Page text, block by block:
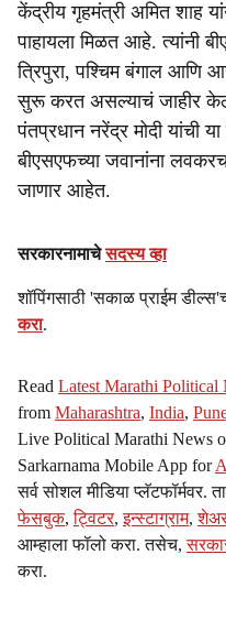
केंद्रीय गृहमंत्री अमित शाह
पाहायला मिळत आहे. त्यांनी
त्रिपुरा, पश्चिम बंगाल आणि
सुरू करत असल्याचं जाहीर
पंतप्रधान नरेंद्र मोदी यांची
बीएसएफच्या जवानांना
जाणार आहेत.
सरकारनामाचेसदस्य व्हा
शॉपिंगसाठी 'सकाळ प्राईम
करा.
Read Latest Marathi Political
from Maharashtra, India,
Live Political Marathi News
Sarkarnama Mobile App for
सर्व सोशल मीडिया प्लॅटफॉर्मवर.
फेसबुक,ट्विटर,इन्स्टाग्राम,
आम्हाला फॉलो करा. तसेच,
करा.